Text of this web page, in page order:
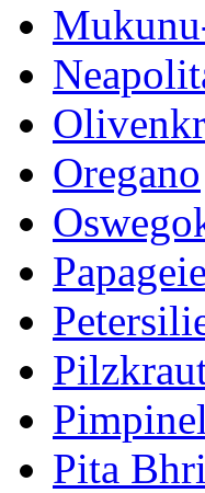
Oregano
Pita